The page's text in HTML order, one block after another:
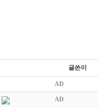
글쓴이
AD
AD